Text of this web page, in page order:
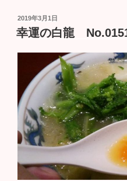
投
稿
日:
2019年3月1日
幸運の白龍